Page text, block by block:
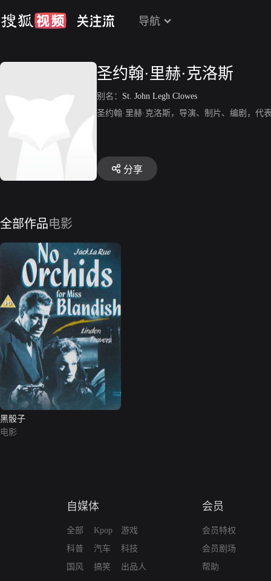
导航
圣约翰·里赫·克洛斯
别名： St. John Legh Clowes
圣约翰·里赫·克洛斯，导演、制片、编剧，代
分享
全部作品电影
黑骰子
电影
自媒体
全部
科普
国风
Kpop
汽车
搞笑
游戏
科技
出品人
会员
会员特权
会员剧场
帮助